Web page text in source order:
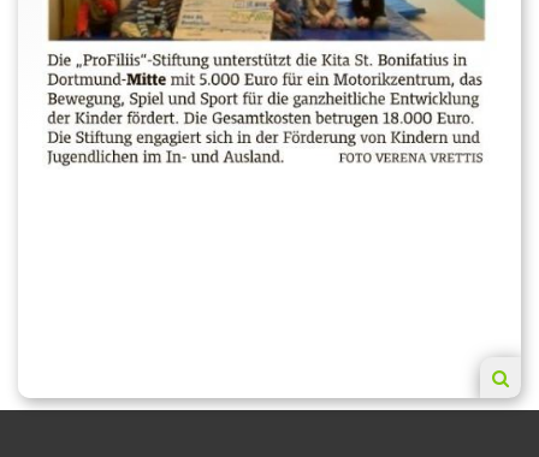
ein Motorikzentrum entsteht, das sich an die
Gegebenheiten und Bedarfe flexibel anpassen lässt: An
Decke und Wänden werden an ausgewählten Stellen
Schienen sowie entsprechende Holzvorrichtungen
montiert, in die unterschiedliches Zubehör eingehängt
werden kann. So entstehen – je nach Bedarf –
dass fachgerechte und individuell geeignete Angebote